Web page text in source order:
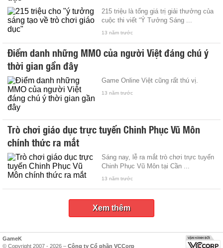
215 triệu là tổng giá trị giải thưởng của
cuộc thi viết “Ý Tưởng Sáng ...
13 năm trước
Điểm danh những MMO của người Việt đáng chú ý
thời gian gần đây
Game Online Việt cũng rất thú vị.
13 năm trước
Trò chơi giáo dục trực tuyến Chinh Phục Vũ Môn
chính thức ra mắt
Sáng nay, lễ ra mắt trò chơi trực tuyến
Chinh Phục Vũ Môn tại Cần ...
13 năm trước
Xem thêm
GameK
© Copyright 2007 - 2026 – Công ty Cổ phần VCCorp